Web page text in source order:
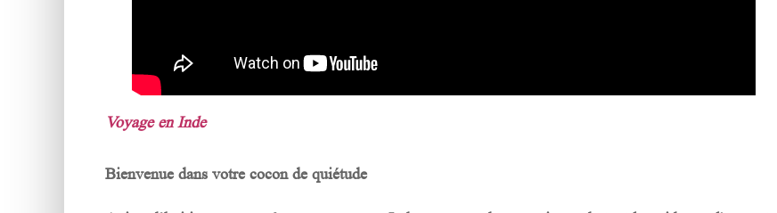
Voyage en Inde
Bienvenue dans votre cocon de quiétude